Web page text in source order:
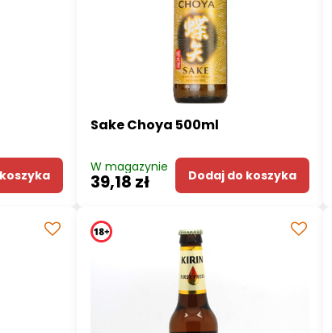
Sake Choya 500ml
W magazynie
39,18 zł Dodaj do koszyka